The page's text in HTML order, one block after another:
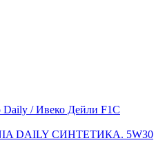
/ Ивеко Дейли F1C
DAILY СИНТЕТИКА. 5W30